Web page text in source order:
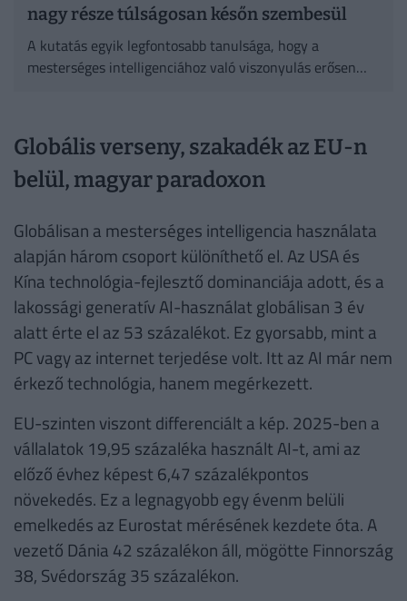
nagy része túlságosan későn szembesül
A kutatás egyik legfontosabb tanulsága, hogy a
mesterséges intelligenciához való viszonyulás erősen
Globális verseny, szakadék az EU-n
belül, magyar paradoxon
Globálisan a mesterséges intelligencia használata
alapján három csoport különíthető el. Az USA és
Kína technológia-fejlesztő dominanciája adott, és a
lakossági generatív AI-használat globálisan 3 év
alatt érte el az 53 százalékot. Ez gyorsabb, mint a
PC vagy az internet terjedése volt. Itt az AI már nem
érkező technológia, hanem megérkezett.
EU-szinten viszont differenciált a kép. 2025-ben a
vállalatok 19,95 százaléka használt AI-t, ami az
előző évhez képest 6,47 százalékpontos
növekedés. Ez a legnagyobb egy évenm belüli
emelkedés az Eurostat mérésének kezdete óta. A
vezető Dánia 42 százalékon áll, mögötte Finnország
38, Svédország 35 százalékon.